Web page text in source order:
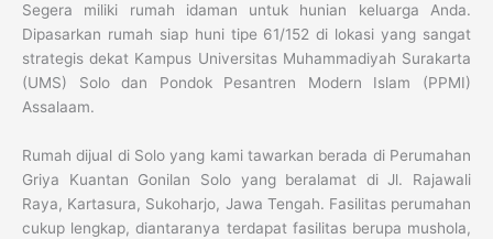
Segera miliki rumah idaman untuk hunian keluarga Anda.
Dipasarkan rumah siap huni tipe 61/152 di lokasi yang sangat
strategis dekat Kampus Universitas Muhammadiyah Surakarta
(UMS) Solo dan Pondok Pesantren Modern Islam (PPMI)
Assalaam.
Rumah dijual di Solo yang kami tawarkan berada di Perumahan
Griya Kuantan Gonilan Solo yang beralamat di Jl. Rajawali
Raya, Kartasura, Sukoharjo, Jawa Tengah. Fasilitas perumahan
cukup lengkap, diantaranya terdapat fasilitas berupa mushola,